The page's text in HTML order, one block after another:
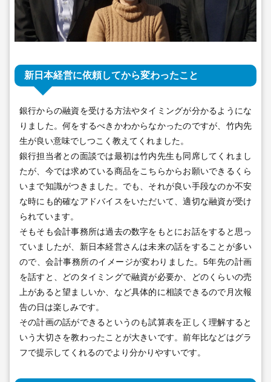
新日本経営に依頼してから変わったこと
銀行からの融資を受ける方法やタイミングが分かるようにな
りました。何をするべきかわからなかったのですが、竹内先
生が良い意味でしつこく教えてくれました。
銀行担当者との面談では最初は竹内先生も同席してくれまし
たが、今では求めている商品をこちらからお願いできるくら
いまで知識がつきました。でも、それが良い手段なのか不安
な時にも的確なアドバイスをいただいて、適切な融資が受け
られています。
そもそも会計事務所は過去の数字をもとにお話をすると思っ
ていましたが、新日本経営さんは未来の話をすることが多い
ので、会計事務所のイメージが変わりました。5年先の計画
を話すと、どのタイミングで融資が必要か、どのくらいの売
上があると望ましいか、など具体的に相談できるので月次報
告の日は楽しみです。
その計画の話ができるというのも試算表を正しく理解すると
いう大切さを教わったことが大きいです。前年比などはグラ
フで提示してくれるのでより分かりやすいです。